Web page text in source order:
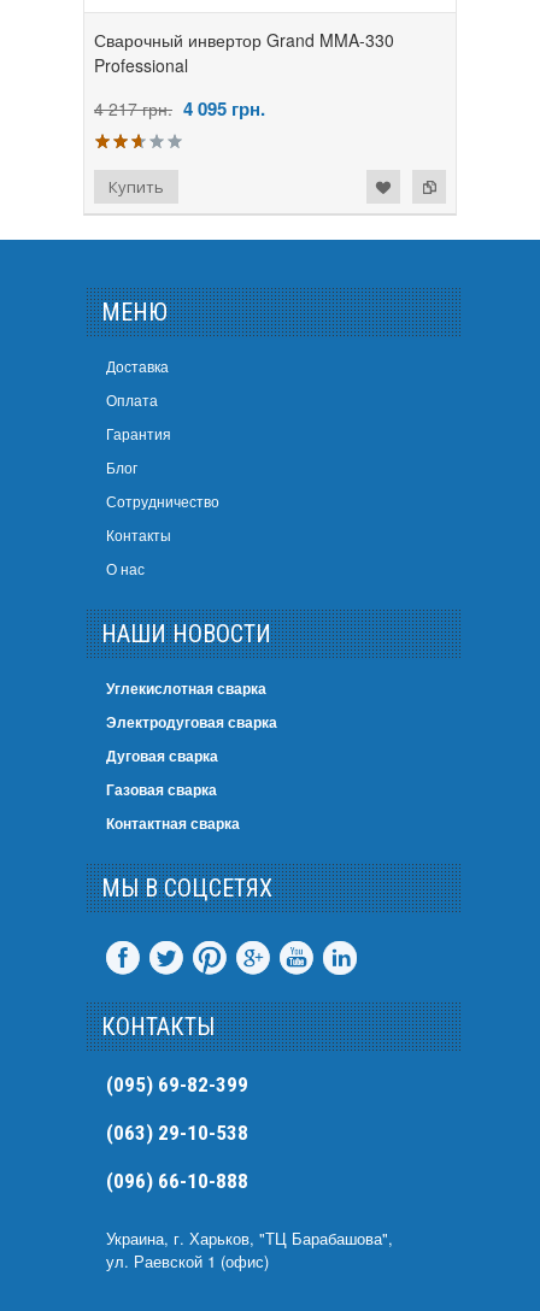
Сварочный инвертор Grand MMA-330
Professional
4 217 грн. 4 095 грн.
МЕНЮ
Доставка
Оплата
Гарантия
Блог
Сотрудничество
Контакты
О нас
НАШИ НОВОСТИ
Углекислотная сварка
Электродуговая сварка
Дуговая сварка
Газовая сварка
Контактная сварка
МЫ В СОЦСЕТЯХ
КОНТАКТЫ
(095) 69-82-399
(063) 29-10-538
(096) 66-10-888
Украина, г. Харьков, "ТЦ Барабашова",
ул. Раевской 1 (офис)